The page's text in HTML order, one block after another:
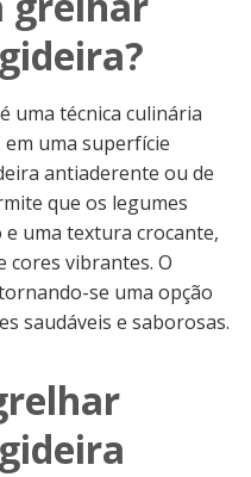
uma técnica culinária
uma superfície
antiaderente ou de
que os legumes
uma textura crocante,
cores vibrantes. O
se uma opção
saudáveis e saborosas.